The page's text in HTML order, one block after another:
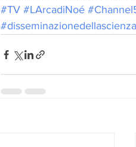
#TV #LArcadiNoé
#disseminazionedellascienza